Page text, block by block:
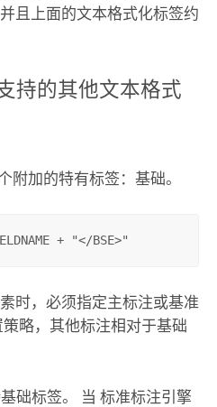
且上面的文本格式化标签约
持的其他文本格式
附加的特有标签：基础。
+ "</BSE>"
时，必须指定主标注或基准
略，其他标注相对于基础
础标签。 当 标准标注引擎